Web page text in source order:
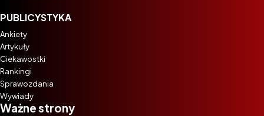
PUBLICYSTYKA
Ankiety
Artykuły
Ciekawostki
Rankingi
Sprawozdania
Wywiady
Ważne strony